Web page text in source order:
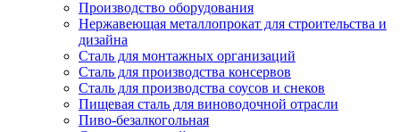
Производство оборудования
Нержавеющая металлопрокат для строительства и
дизайна
Сталь для монтажных организаций
Сталь для производства консервов
Сталь для производства соусов и снеков
Пищевая сталь для виноводочной отрасли
Пиво-безалкогольная